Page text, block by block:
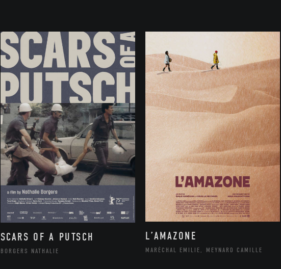
SCARS OF A PUTSCH
BORGERS NATHALIE
L’AMAZONE
MARÉCHAL EMILIE, MEYNARD CAMILLE